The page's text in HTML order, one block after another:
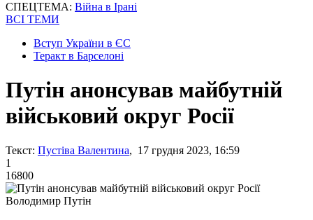
СПЕЦТЕМА: Війна в Ірані
ВСІ ТЕМИ
Вступ України в ЄС
Теракт в Барселоні
Путін анонсував майбутній
військовий округ Росії
Текст: Пустіва Валентина, 17 грудня 2023, 16:59
1
16800
Володимир Путін